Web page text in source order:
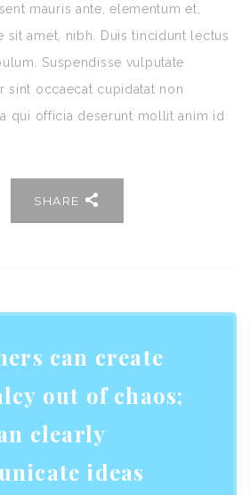
mauris ante, elementum et,
sit amet, nibh. Duis tincidunt lectus
Suspendisse vulputate
sint occaecat cupidatat non
qui officia deserunt mollit anim id
SHARE
can create
out of chaos;
clearly
ideas